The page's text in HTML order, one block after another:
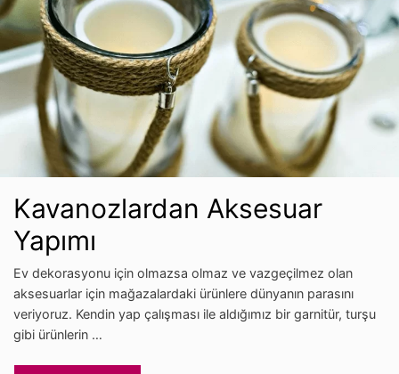
Kavanozlardan Aksesuar
Yapımı
Ev dekorasyonu için olmazsa olmaz ve vazgeçilmez olan
aksesuarlar için mağazalardaki ürünlere dünyanın parasını
veriyoruz. Kendin yap çalışması ile aldığımız bir garnitür, turşu
gibi ürünlerin …